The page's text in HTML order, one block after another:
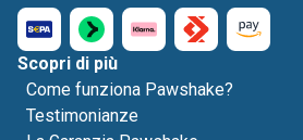
Scopri di più
Come funziona Pawshake?
Testimonianze